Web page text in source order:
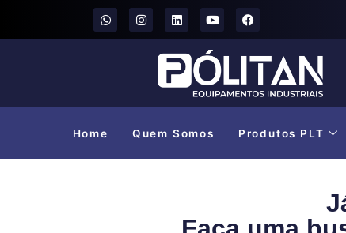
Home Quem Somos Produtos PLT